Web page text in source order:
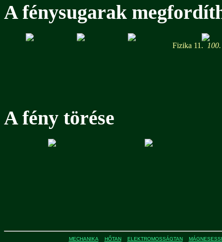
A fénysugarak
Fizika 11.
A fény törése
MECHANIKA HŐTAN ELEKTROMOSSÁGTAN